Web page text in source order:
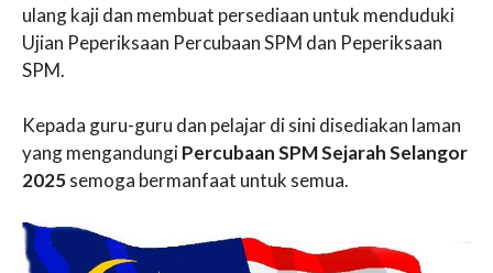
ulang kaji dan membuat persediaan untuk menduduki
Ujian Peperiksaan Percubaan SPM dan Peperiksaan
SPM.
Kepada guru-guru dan pelajar di sini disediakan laman
yang mengandungiPercubaan SPM Sejarah Selangor
2025semoga bermanfaat untuk semua.